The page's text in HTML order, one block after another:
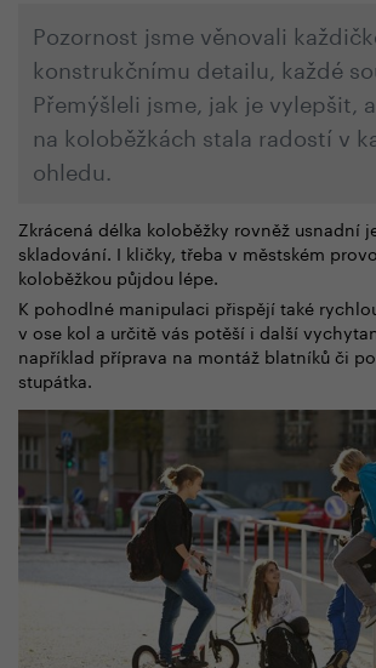
Pozornost jsme věnovali
konstrukčnímu detailu, každé
Přemýšleli jsme, jak je vylepšit,
na koloběžkách stala radostí v
ohledu.
Zkrácená délka koloběžky rovněž usnadní
skladování. I kličky, třeba v městském
koloběžkou půjdou lépe.
K pohodlné manipulaci přispějí také
v ose kol a určitě vás potěší i další
například příprava na montáž blatníků či
stupátka.